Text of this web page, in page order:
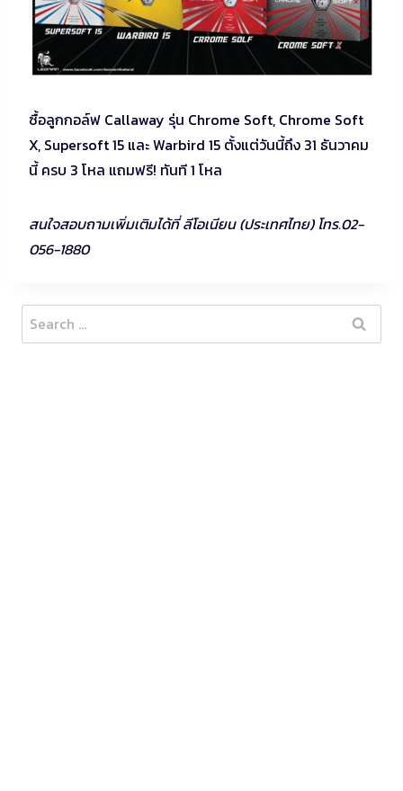
ซื้อลูกกอล์ฟ Callaway รุ่น Chrome Soft, Chrome Soft
X, Supersoft 15 และ Warbird 15 ตั้งแต่วันนี้ถึง 31 ธันวาคม
นี้ ครบ 3 โหล แถมฟรี! ทันที 1 โหล
สนใจสอบถามเพิ่มเติมได้ที่ ลีโอเนียน (ประเทศไทย) โทร.02-
056-1880
Search
for: